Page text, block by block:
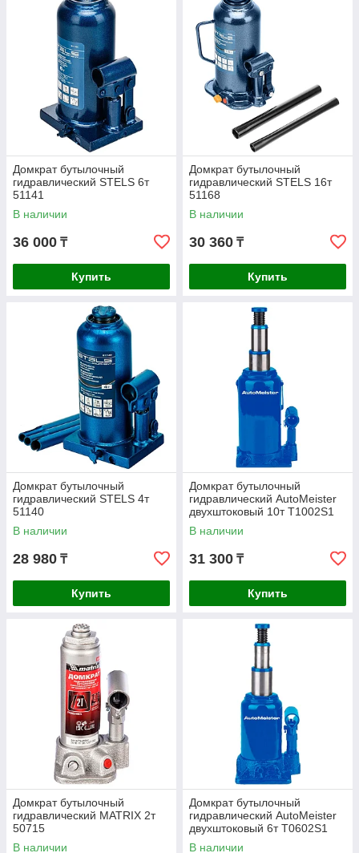
Домкрат бутылочный
гидравлический STELS 6т
51141
В наличии
36 000 ₸
Купить
Домкрат бутылочный
гидравлический STELS 16т
51168
В наличии
30 360 ₸
Купить
Домкрат бутылочный
гидравлический STELS 4т
51140
В наличии
28 980 ₸
Купить
Домкрат бутылочный
гидравлический AutoMeister
двухштоковый 10т T1002S1
В наличии
31 300 ₸
Купить
Домкрат бутылочный
гидравлический MATRIX 2т
50715
В наличии
Домкрат бутылочный
гидравлический AutoMeister
двухштоковый 6т T0602S1
В наличии